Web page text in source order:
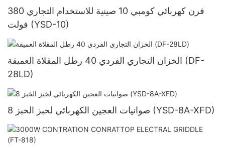
فرن كهربائي كومبي 10 صينية للاستخدام التجاري 380
فولت (YSD-10)
الخزان التجاري الفردي 40 رطل المقلاة العميقة (DF-
28LD)
8 صوانيات العجين الكهربائي لخبز الخبز (YSD-8A-XFD)